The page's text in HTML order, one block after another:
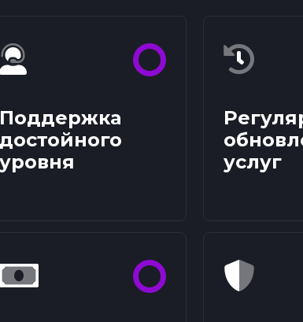
Поддержка
достойного
уровня
услуг